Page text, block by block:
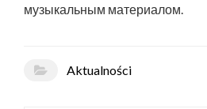
музыкальным материалом.
Aktualności